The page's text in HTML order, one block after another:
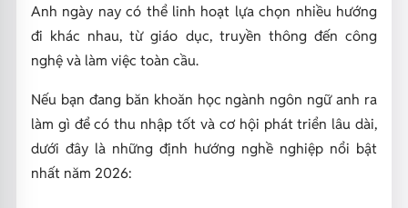
Anh ngày nay có thể linh hoạt lựa chọn nhiều hướng
đi khác nhau, từ giáo dục, truyền thông đến công
nghệ và làm việc toàn cầu.
Nếu bạn đang băn khoăn học ngành ngôn ngữ anh ra
làm gì để có thu nhập tốt và cơ hội phát triển lâu dài,
dưới đây là những định hướng nghề nghiệp nổi bật
nhất năm 2026: